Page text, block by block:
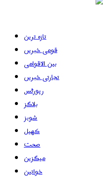
تازہ ترین
قومی خبریں
بین الاقوامی
تجارتی خبریں
رپورٹس
بلاگز
شوبز
کھیل
صحت
میگزین
خواتین